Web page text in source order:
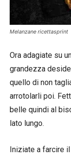
Melanzane ricettasprint
Ora adagiate su
grandezza
quello di non
arrotolarli poi.
belle quindi al
lato lungo.
Iniziate a farcire